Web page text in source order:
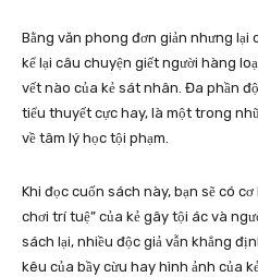
Bằng văn phong đơn giản nhưng lại
kể lại câu chuyện giết người hàng
vết nào của kẻ sát nhân. Đa phần
tiểu thuyết cực hay, là một trong
về tâm lý học tội phạm.
Khi đọc cuốn sách này, bạn sẽ có
chơi trí tuệ” của kẻ gây tội ác và
sách lại, nhiều độc giả vẫn khẳng
kêu của bầy cừu hay hình ảnh của